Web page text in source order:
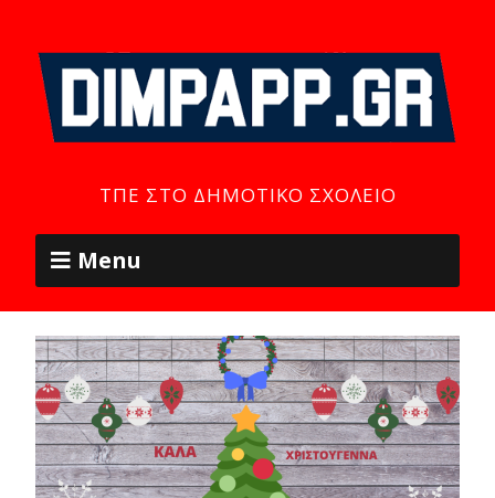
ΤΠΕ ΣΤΟ ΔΗΜΟΤΙΚΌ ΣΧΟΛΕΊΟ
Menu